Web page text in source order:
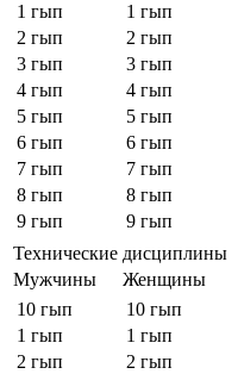
1 гып
2 гып
3 гып
4 гып
5 гып
6 гып
7 гып
8 гып
9 гып
1 гып
2 гып
3 гып
4 гып
5 гып
6 гып
7 гып
8 гып
9 гып
Технические дисциплины
Мужчины
Женщины
10 гып
1 гып
2 гып
10 гып
1 гып
2 гып